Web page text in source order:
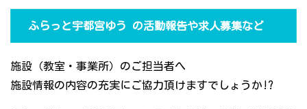
ふらっと宇都宮ゆう の活動報告や求人募集など
施設（教室・事業所）のご担当者へ
施設情報の内容の充実にご協力頂けますでしょうか!?